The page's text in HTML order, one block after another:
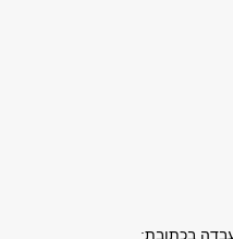
בכתובת: